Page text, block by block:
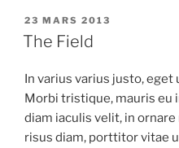
PUBLIÉ
LE
23 MARS 2013
The Field
In varius varius justo,
Morbi tristique, mauris eu
diam iaculis velit, in
risus diam, porttitor vitae